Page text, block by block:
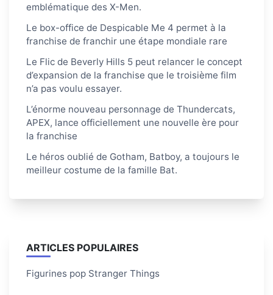
emblématique des X-Men.
Le box-office de Despicable Me 4 permet à la
franchise de franchir une étape mondiale rare
Le Flic de Beverly Hills 5 peut relancer le concept
d’expansion de la franchise que le troisième film
n’a pas voulu essayer.
L’énorme nouveau personnage de Thundercats,
APEX, lance officiellement une nouvelle ère pour
la franchise
Le héros oublié de Gotham, Batboy, a toujours le
meilleur costume de la famille Bat.
ARTICLES POPULAIRES
Figurines pop Stranger Things